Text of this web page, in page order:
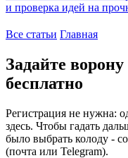
и проверка идей на
Все статьи Главная
Задайте
бесплатно
Регистрация не нужна:
здесь. Чтобы гадать
было выбрать колоду -
(почта или Telegram).